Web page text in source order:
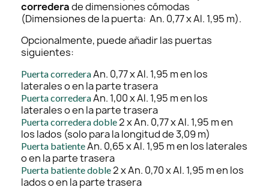
correderade dimensiones cómodas
(Dimensiones de la puerta: An. 0,77 x Al. 1,95 m).
Opcionalmente, puede añadir las puertas
siguientes:
Puerta correderaAn. 0,77 x Al. 1,95 m en los
laterales o en la parte trasera
Puerta correderaAn. 1,00 x Al. 1,95 m en los
laterales o en la parte trasera
Puerta corredera doble2 x An. 0,77 x Al. 1,95 m en
los lados (solo para la longitud de 3,09 m)
Puerta batienteAn. 0,65 x Al. 1,95 m en los laterales
o en la parte trasera
Puerta batiente doble2 x An. 0,70 x Al. 1,95 m en los
lados o en la parte trasera